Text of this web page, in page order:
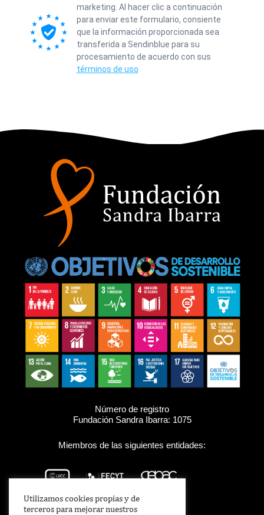
marketing. Al hacer clic a continuación
para enviar este formulario, consiente
que la información proporcionada sea
transferida a Sendinblue para su
procesamiento de acuerdo con sus
términos de uso
Número de registro
Fundación Sandra Ibarra: 1075
Miembros de las siguientes entidades:
Utilizamos cookies propias y de
terceros para mejorar nuestros